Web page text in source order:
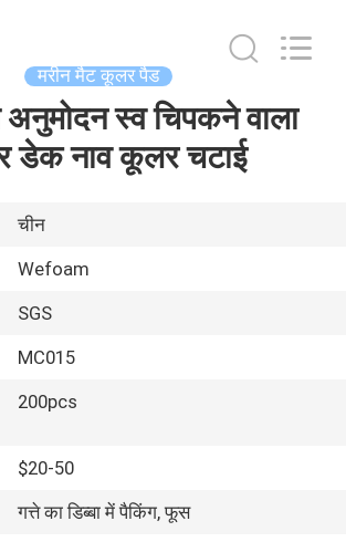
मरीन मैट कूलर पैड
स्व चिपकने वाला
डेक नाव कूलर चटाई
चीन
Wefoam
SGS
MC015
200pcs
$20-50
गत्ते का डिब्बा में पैकिंग, फूस